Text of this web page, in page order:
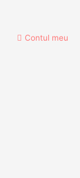
Contul meu